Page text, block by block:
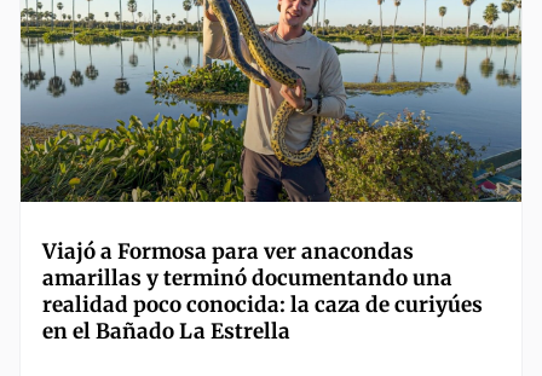
Viajó a Formosa para ver anacondas
amarillas y terminó documentando una
realidad poco conocida: la caza de curiyúes
en el Bañado La Estrella